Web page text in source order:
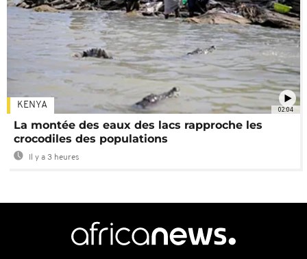
02:04
KENYA
La montée des eaux des lacs rapproche les
crocodiles des populations
Il y a 3 heures